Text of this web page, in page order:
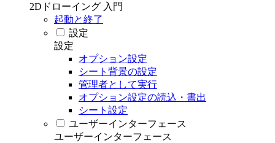
2Dドローイング 入門
起動と終了
設定
設定
オプション設定
シート背景の設定
管理者として実行
オプション設定の読込・書出
シート設定
ユーザーインターフェース
ユーザーインターフェース